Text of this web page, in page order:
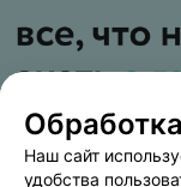
Наш сайт
удобства